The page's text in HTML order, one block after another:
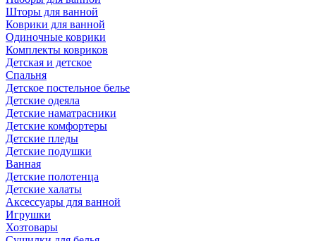
Шторы для ванной
Коврики для ванной
Одиночные коврики
Комплекты ковриков
Детская и детское
Спальня
Детское постельное белье
Детские одеяла
Детские наматрасники
Детские комфортеры
Детские пледы
Детские подушки
Ванная
Детские полотенца
Детские халаты
Аксессуары для ванной
Игрушки
Хозтовары